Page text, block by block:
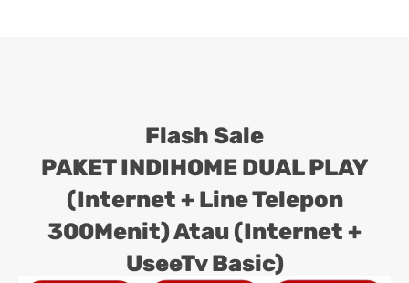
Flash Sale
PAKET INDIHOME DUAL PLAY
(Internet + Line Telepon
300Menit) Atau (Internet +
UseeTv Basic)